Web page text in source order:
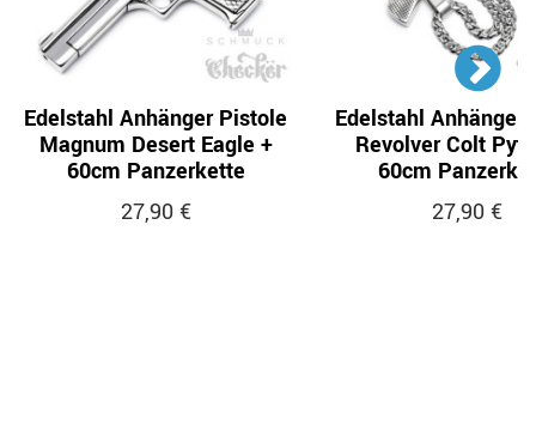
Edelstahl Anhänger Pistole
Magnum Desert Eagle +
60cm Panzerkette
27,90 €
Edelstahl Anhänger
Revolver Colt
60cm
27,90 €